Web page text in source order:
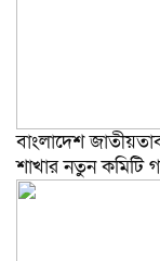
বাংলাদেশ
শাখার নতুন কমিটি